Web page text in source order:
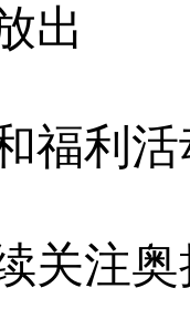
出
福利活
关注